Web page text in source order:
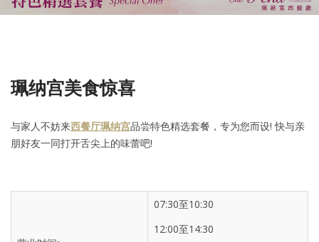
珮纳宫美食惊喜
与家人不妨来西餐厅珮纳宫品尝特色精选套餐，专为您而设! 快与亲
朋好友一同打开舌尖上的味蕾吧!
07:30至10:30
12:00至14:30